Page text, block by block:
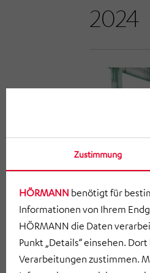
Zustimmung
HÖRMANN benötigt für
Informationen von Ihrem
HÖRMANN die Daten
Punkt „Details“ einsehen.
Verarbeitungen zustimmen.
2024